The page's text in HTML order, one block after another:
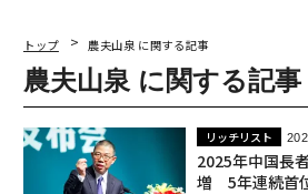
トップ 農夫山泉 に関する記事
農夫山泉 に関する記事
リッチリスト
2025年中国長
増 5年連続首